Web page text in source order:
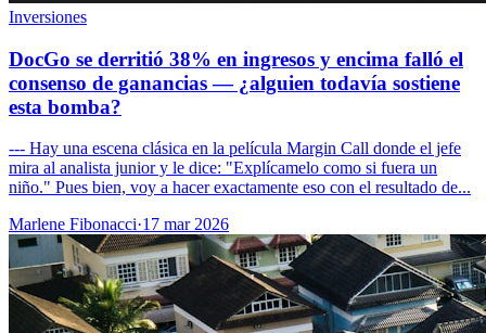
Inversiones
DocGo se derritió 38% en ingresos y encima falló el
consenso de ganancias — ¿alguien todavía sostiene
esta bomba?
--- Hay una escena clásica en la película Margin Call donde el jefe
mira al analista junior y le dice: "Explícamelo como si fuera un
niño." Pues bien, voy a hacer exactamente eso con el resultado de...
Marlene Fibonacci·17 mar 2026